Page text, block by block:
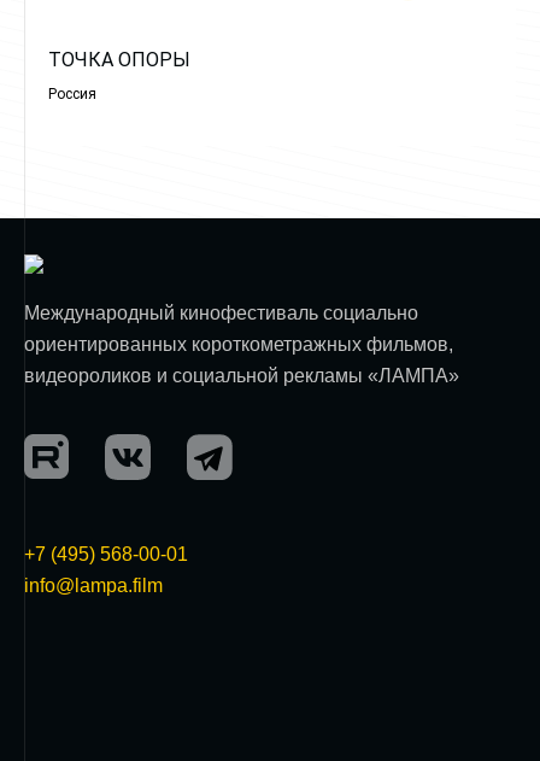
ТОЧКА ОПОРЫ
Россия
Международный кинофестиваль социально
ориентированных короткометражных фильмов,
видеороликов и социальной рекламы «ЛАМПА»
+7 (495) 568-00-01
info@lampa.film